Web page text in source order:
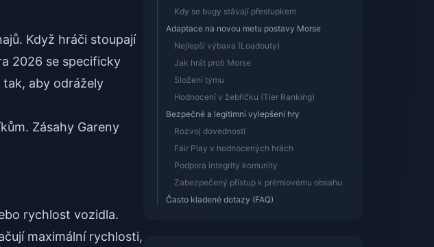
Když hráči stoupají
2026 se specificky
aby odrážely
Zásahy Gareny
rychlost vozidla.
maximální rychlosti,
Kdy se bugy stávají přestupkem
Adaptace na novou metu postavy Morse
Nejlepší výbava (Loadouty)
Jak hrát proti Morse
Složení týmu
Hodnocení v žebříčku (Tier Ranking)
Bezpečné a legitimní vylepšení hry
Rozvoj dovedností
Fair Play v hodnocených hrách
Podpora integrity komunity
Zabezpečený přístup k prémiovému obsahu
Často kladené dotazy (FAQ)